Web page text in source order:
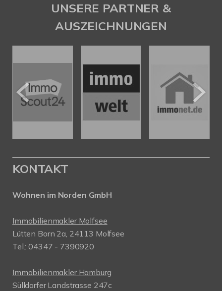
UNSERE PARTNER &
AUSZEICHNUNGEN
KONTAKT
Wohnen im Norden GmbH
Immobilienmakler Molfsee
Lütten Born 2a, 24113 Molfsee
Tel.: 04347 - 7390920
Immobilienmakler Hamburg
Sülldorfer Landstrasse 247c